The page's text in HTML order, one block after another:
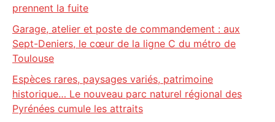
prennent la fuite
Garage, atelier et poste de commandement : aux
Sept-Deniers, le cœur de la ligne C du métro de
Toulouse
Espèces rares, paysages variés, patrimoine
historique… Le nouveau parc naturel régional des
Pyrénées cumule les attraits